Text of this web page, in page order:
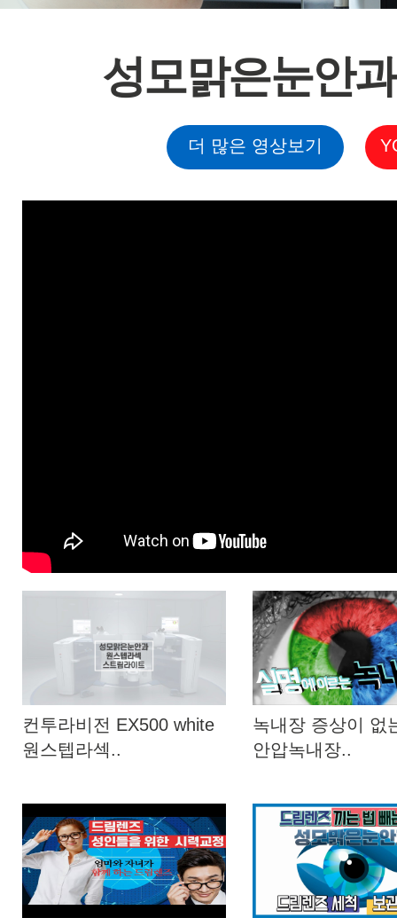
성모맑은눈안
더 많은 영상보기
컨투라비전 EX500 white
원스텝라섹..
녹내장 증상이 없
안압녹내장..